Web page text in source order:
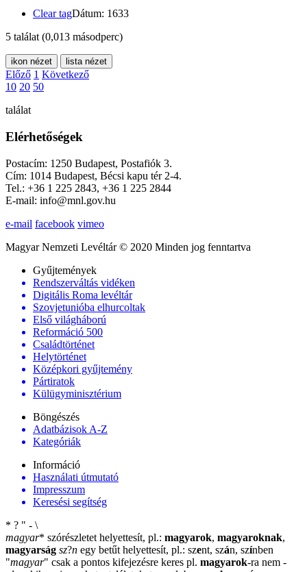
Clear tagDátum: 1633
5 találat (0,013 másodperc)
ikon nézet lista nézet
Előző 1 Következő
10 20 50
találat
Elérhetőségek
Postacím: 1250 Budapest, Postafiók 3.
Cím: 1014 Budapest, Bécsi kapu tér 2-4.
Tel.: +36 1 225 2843, +36 1 225 2844
E-mail: info@mnl.gov.hu
e-mail facebook vimeo
Magyar Nemzeti Levéltár © 2020 Minden jog fenntartva
Gyűjtemények
Rendszerváltás vidéken
Digitális Roma levéltár
Szovjetunióba elhurcoltak
Első világháború
Reformáció 500
Családtörténet
Helytörténet
Középkori gyűjtemény
Pártiratok
Külügyminisztérium
Böngészés
Adatbázisok A-Z
Kategóriák
Információ
Használati útmutató
Impresszum
Keresési segítség
* ? " - \
magyar* szórészletet helyettesít, pl.: magyarok, magyaroknak,
magyarság sz?n egy betűt helyettesít, pl.: szent, szán, színben
"magyar" csak a pontos kifejezésre keres pl. magyarok-ra nem -